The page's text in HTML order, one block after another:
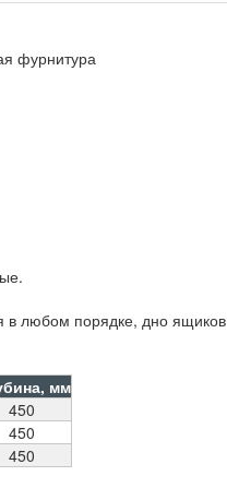
фурнитура
в любом порядке, дно ящиков
мм
450
450
450